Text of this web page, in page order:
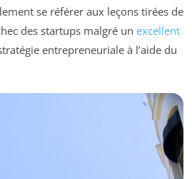
se référer aux leçons tirées de
des startups malgré un excellent
entrepreneuriale à l’aide du